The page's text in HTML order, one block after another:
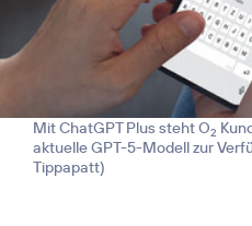
Mit ChatGPT Plus steht O2
aktuelle GPT-5-Modell zur
Tippapatt)